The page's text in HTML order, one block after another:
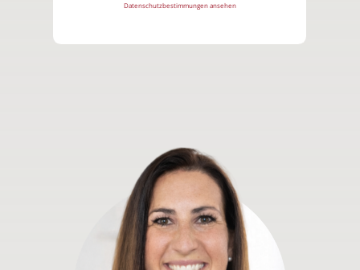
Datenschutzbestimmungen ansehen